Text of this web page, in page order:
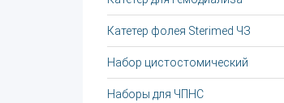
Катетер фолея Sterimed ЧЗ
Набор цистостомический
Наборы для ЧПНС